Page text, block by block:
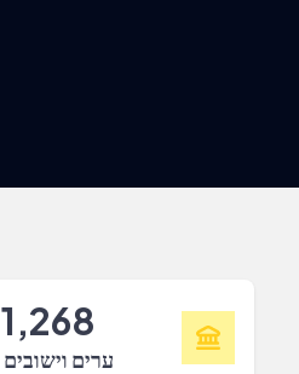
1,268
ערים וישובים